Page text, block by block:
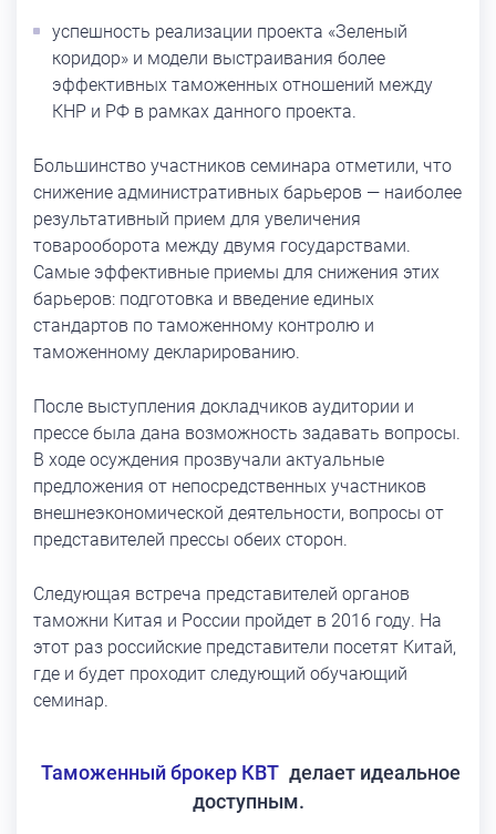
успешность реализации проекта «Зеленый
коридор» и модели выстраивания более
эффективных таможенных отношений между
КНР и РФ в рамках данного проекта.
Большинство участников семинара отметили, что
снижение административных барьеров — наиболее
результативный прием для увеличения
товарооборота между двумя государствами.
Самые эффективные приемы для снижения этих
барьеров: подготовка и введение единых
стандартов по таможенному контролю и
таможенному декларированию.
После выступления докладчиков аудитории и
прессе была дана возможность задавать вопросы.
В ходе осуждения прозвучали актуальные
предложения от непосредственных участников
внешнеэкономической деятельности, вопросы от
представителей прессы обеих сторон.
Следующая встреча представителей органов
таможни Китая и России пройдет в 2016 году. На
этот раз российские представители посетят Китай,
где и будет проходит следующий обучающий
семинар.
Таможенный брокер КВТ делает идеальное
доступным.